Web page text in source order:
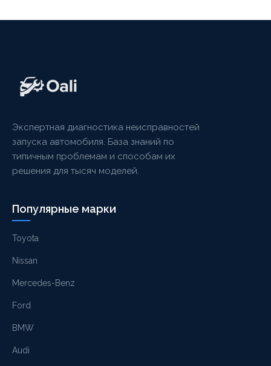
Экспертная диагностика неисправностей
запуска автомобиля. База знаний по
типичным проблемам и способам их
решения для тысяч моделей.
Популярные марки
Toyota
Nissan
Mercedes-Benz
Ford
BMW
Audi